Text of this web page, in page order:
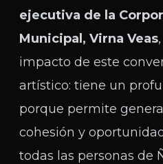
ejecutiva de la
Municipal, Virna Veas
impacto de este
artístico: tiene un
porque permite
cohesión y
todas las personas de